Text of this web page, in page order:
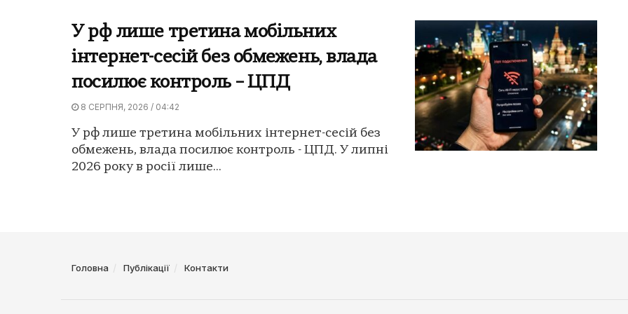
У рф лише третина мобільних
інтернет-сесій без обмежень, влада
посилює контроль – ЦПД
8 СЕРПНЯ, 2026 / 04:42
У рф лише третина мобільних інтернет-сесій без
обмежень, влада посилює контроль - ЦПД. У липні
2026 року в росії лише...
Головна Публікації Контакти